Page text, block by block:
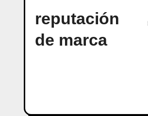
reputación
de marca